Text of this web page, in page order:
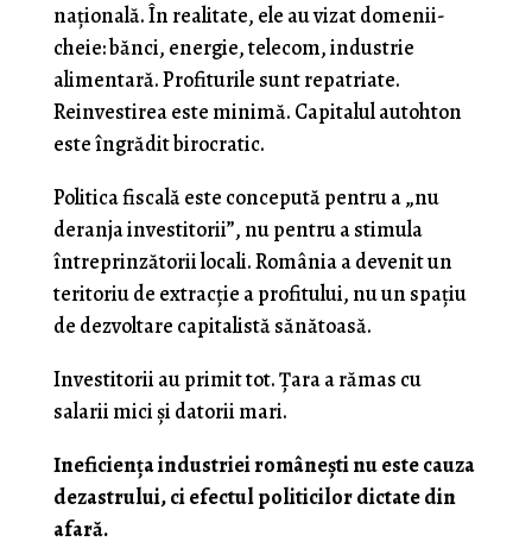
națională. În realitate, ele au vizat domenii-
cheie: bănci, energie, telecom, industrie
alimentară. Profiturile sunt repatriate.
Reinvestirea este minimă. Capitalul autohton
este îngrădit birocratic.
Politica fiscală este concepută pentru a „nu
deranja investitorii”, nu pentru a stimula
întreprinzătorii locali. România a devenit un
teritoriu de extracție a profitului, nu un spațiu
de dezvoltare capitalistă sănătoasă.
Investitorii au primit tot. Țara a rămas cu
salarii mici și datorii mari.
Ineficiența industriei românești nu este cauza
dezastrului, ci efectul politicilor dictate din
afară.